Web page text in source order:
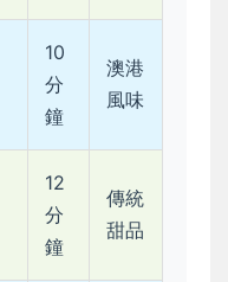
10
分
鐘
澳港
風味
12
分
鐘
傳統
甜品